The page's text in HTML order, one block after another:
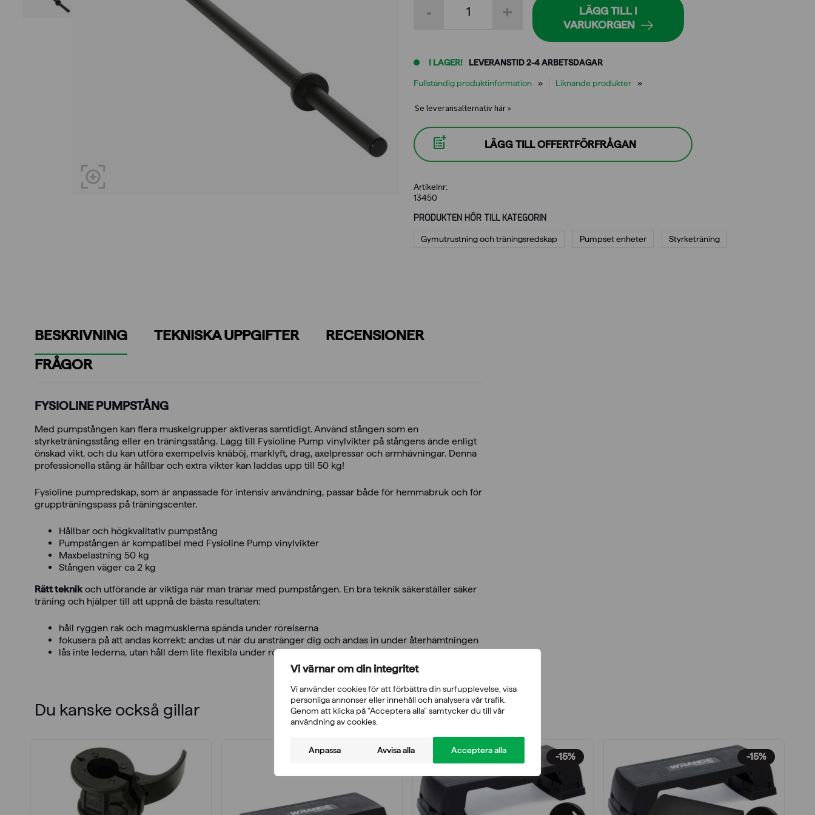
Vi värnar om din integritet
Vi använder cookies för att förbättra din surfupplevelse, visa
personliga annonser eller innehåll och analysera vår trafik.
Genom att klicka på "Acceptera alla" samtycker du till vår
användning av cookies.
Anpassa Avvisa alla Acceptera alla
I LAGER! LEVERANSTID 2-4 ARBETSDAGAR
+
pumpstång
-
LÄGG TILL I
VARUKORGEN
Fullständig produktinformation Liknande produkter
Se leveransalternativ här »
LÄGG TILL OFFERTFÖRFRÅGAN
Artikelnr:
13450
PRODUKTEN HÖR TILL KATEGORIN
Gymutrustning och träningsredskap Pumpset enheter Styrketräning
BESKRIVNING TEKNISKA UPPGIFTER
RECENSIONER
FRÅGOR
FYSIOLINE PUMPSTÅNG
Med pumpstången kan flera muskelgrupper aktiveras samtidigt. Använd stången som en
styrketräningsstång eller en träningsstång. Lägg till Fysioline Pump vinylvikter på stångens ände enligt
önskad vikt, och du kan utföra exempelvis knäböj, marklyft, drag, axelpressar och armhävningar. Denna
professionella stång är hållbar och extra vikter kan laddas upp till 50 kg!
Fysioline pumpredskap, som är anpassade för intensiv användning, passar både för hemmabruk och för
gruppträningspass på träningscenter.
Hållbar och högkvalitativ pumpstång
Pumpstången är kompatibel med Fysioline Pump vinylvikter
Maxbelastning 50 kg
Stången väger ca 2 kg
Rätt teknikoch utförande är viktiga när man tränar med pumpstången. En bra teknik säkerställer säker
träning och hjälper till att uppnå de bästa resultaten:
håll ryggen rak och magmusklerna spända under rörelserna
fokusera på att andas korrekt: andas ut när du anstränger dig och andas in under återhämtningen
lås inte lederna, utan håll dem lite flexibla under rörelserna
Du kanske också gillar
-15% -15%